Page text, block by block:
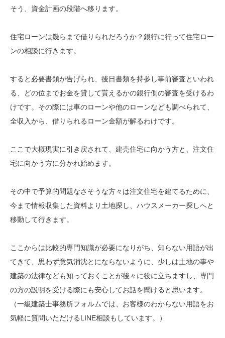
そう、資金計画の段階へ移ります。
住宅ローンは幾らまで借りられだろうか？銀行に行って住宅ロー
ンの相談に行きます。
すると必要書類が告げられ、後日書類を持参し事前審査といわれ
る、どの位までお金を貸して貰えるかの銀行側の審査を受けるわ
けです。その際には車のローンや他のローンなども調べられて、
全収入から、借りられるローン金額が解るわけです。
ここで大概現実に引き戻されて、建売住宅に向かう方と、注文住
宅に向かう方に分かれ始めます。
その中で予算的問題なさそうな方々は注文住宅を建てるために、
今まで情報収集した資料より土地探し、ハウスメーカー探しへと
移動して行きます。
ここからは比較的専門知識が必要になりがち、知らない用語が出
てきて、思わず意気消沈とにならないように、少しは土地の事や
建築の法律なども知っておくことが後々に役に立ちますし、専門
の方の説明を受ける際にも安心してお話を聞けると思います。
（一級建築士事務所フォルムでは、お客様のわからない用語をお
気軽に質問いただけるLINE相談もしています。）